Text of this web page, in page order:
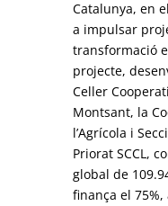
Catalunya, en
a impulsar
transformació
projecte,
Celler
Montsant, la
l’Agrícola i
Priorat SCCL,
global de
finança el